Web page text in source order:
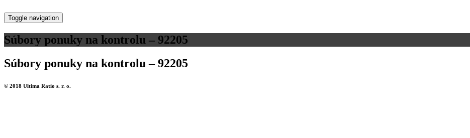
Toggle navigation
Súbory ponuky na kontrolu – 92205
Súbory ponuky na kontrolu – 92205
© 2018 Ultima Ratio s. r. o.